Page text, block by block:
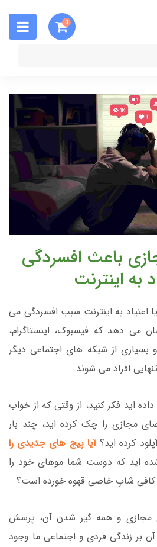
0
باعث افسردگی
به اینترنت
اعتیاد به اینترنت سبب افسردگی می
می دهد که فیسبوک، اینستاگرام،
بسیاری از شبکه های اجتماعی دیگر
افراد می شوند.
اید فکر کنید، از وقتی که از خواب
مجازی را چک کرده اید، چند بار
کرده اید؟ آیا پیج های جدیدی را
اید که دوست شما موهای خود را
کافی شاپ خاصی قهوه خورده است؟
مجازی و همه گیر شدن آن، پرسش
آن بر زندگی فردی و اجتماعی ما وجود